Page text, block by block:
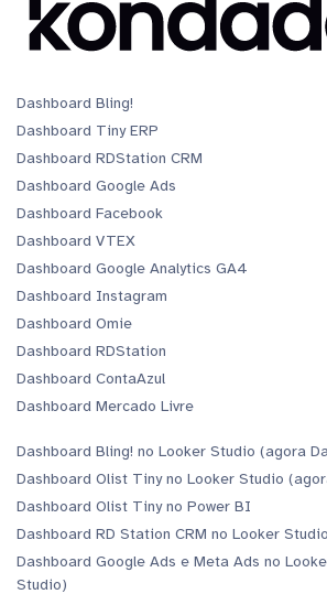
Dashboard Bling!
Dashboard Tiny ERP
Dashboard RDStation CRM
Dashboard Google Ads
Dashboard Facebook
Dashboard VTEX
Dashboard Google Analytics GA4
Dashboard Instagram
Dashboard Omie
Dashboard RDStation
Dashboard ContaAzul
Dashboard Mercado Livre
Dashboard Bling! no Looker Studio (agora
Dashboard Olist Tiny no Looker Studio
Dashboard Olist Tiny no Power BI
Dashboard RD Station CRM no Looker
Dashboard Google Ads e Meta Ads no
Studio)